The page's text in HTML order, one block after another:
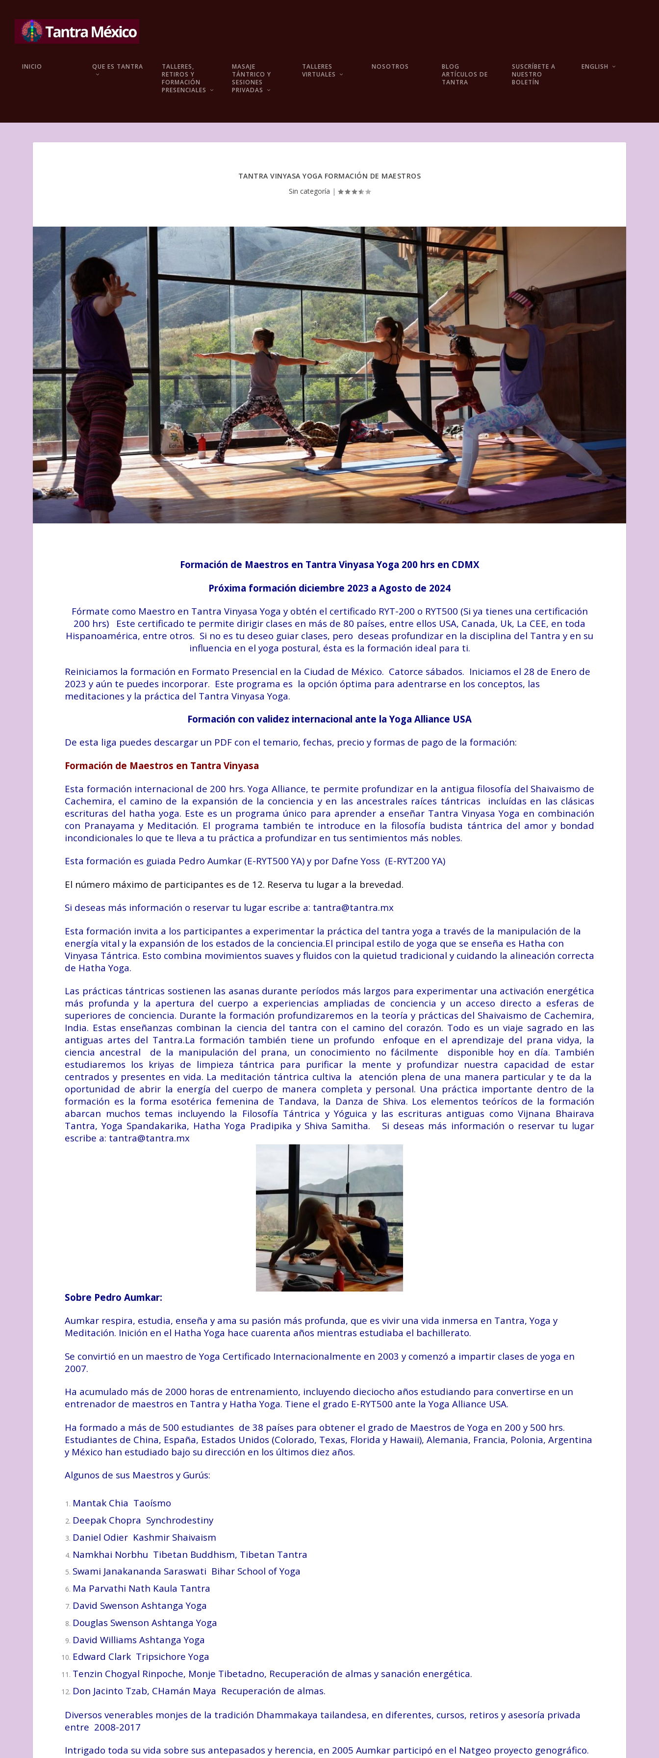
INICIO QUE ES TANTRA
TALLERES,
RETIROS Y
FORMACIÓN
PRESENCIALES
MASAJE
TÁNTRICO Y
SESIONES
PRIVADAS
TALLERES
VIRTUALES
NOSOTROS
BLOG
ARTÍCULOS DE
TANTRA
SUSCRÍBETE A
NUESTRO
BOLETÍN
ENGLISH
TANTRA VINYASA YOGA FORMACIÓN DE MAESTROS
Sin categoría |
Formación de Maestros en Tantra Vinyasa Yoga 200 hrs en CDMX
Próxima formación diciembre 2023 a Agosto de 2024
Fórmate como Maestro en Tantra Vinyasa Yoga y obtén el certificado RYT-200 o RYT500 (Si ya tienes una certificación
200 hrs) Este certificado te permite dirigir clases en más de 80 países, entre ellos USA, Canada, Uk, La CEE, en toda
Hispanoamérica, entre otros. Si no es tu deseo guiar clases, pero deseas profundizar en la disciplina del Tantra y en su
influencia en el yoga postural, ésta es la formación ideal para ti.
Reiniciamos la formación en Formato Presencial en la Ciudad de México. Catorce sábados. Iniciamos el 28 de Enero de
2023 y aún te puedes incorporar. Este programa es la opción óptima para adentrarse en los conceptos, las
meditaciones y la práctica del Tantra Vinyasa Yoga.
Formación con validez internacional ante la Yoga Alliance USA
De esta liga puedes descargar un PDF con el temario, fechas, precio y formas de pago de la formación:
Formación de Maestros en Tantra Vinyasa
Esta formación internacional de 200 hrs. Yoga Alliance, te permite profundizar en la antigua filosofía del Shaivaismo de
Cachemira, el camino de la expansión de la conciencia y en las ancestrales raíces tántricas incluídas en las clásicas
escrituras del hatha yoga. Este es un programa único para aprender a enseñar Tantra Vinyasa Yoga en combinación
con Pranayama y Meditación. El programa también te introduce en la filosofía budista tántrica del amor y bondad
incondicionales lo que te lleva a tu práctica a profundizar en tus sentimientos más nobles.
Esta formación es guiada Pedro Aumkar (E-RYT500 YA) y por Dafne Yoss (E-RYT200 YA)
El número máximo de participantes es de 12. Reserva tu lugar a la brevedad.
Si deseas más información o reservar tu lugar escribe a: tantra@tantra.mx
Esta formación invita a los participantes a experimentar la práctica del tantra yoga a través de la manipulación de la
energía vital y la expansión de los estados de la conciencia.El principal estilo de yoga que se enseña es Hatha con
Vinyasa Tántrica. Esto combina movimientos suaves y fluidos con la quietud tradicional y cuidando la alineación correcta
de Hatha Yoga.
Las prácticas tántricas sostienen las asanas durante períodos más largos para experimentar una activación energética
más profunda y la apertura del cuerpo a experiencias ampliadas de conciencia y un acceso directo a esferas de
superiores de conciencia. Durante la formación profundizaremos en la teoría y prácticas del Shaivaismo de Cachemira,
India. Estas enseñanzas combinan la ciencia del tantra con el camino del corazón. Todo es un viaje sagrado en las
antiguas artes del Tantra.La formación también tiene un profundo enfoque en el aprendizaje del prana vidya, la
ciencia ancestral de la manipulación del prana, un conocimiento no fácilmente disponible hoy en día. También
estudiaremos los kriyas de limpieza tántrica para purificar la mente y profundizar nuestra capacidad de estar
centrados y presentes en vida. La meditación tántrica cultiva la atención plena de una manera particular y te da la
oportunidad de abrir la energía del cuerpo de manera completa y personal. Una práctica importante dentro de la
formación es la forma esotérica femenina de Tandava, la Danza de Shiva. Los elementos teórícos de la formación
abarcan muchos temas incluyendo la Filosofía Tántrica y Yóguica y las escrituras antiguas como Vijnana Bhairava
Tantra, Yoga Spandakarika, Hatha Yoga Pradipika y Shiva Samitha. Si deseas más información o reservar tu lugar
escribe a: tantra@tantra.mx
Sobre Pedro Aumkar:
Aumkar respira, estudia, enseña y ama su pasión más profunda, que es vivir una vida inmersa en Tantra, Yoga y
Meditación. Inición en el Hatha Yoga hace cuarenta años mientras estudiaba el bachillerato.
Se convirtió en un maestro de Yoga Certificado Internacionalmente en 2003 y comenzó a impartir clases de yoga en
2007.
Ha acumulado más de 2000 horas de entrenamiento, incluyendo dieciocho años estudiando para convertirse en un
entrenador de maestros en Tantra y Hatha Yoga. Tiene el grado E-RYT500 ante la Yoga Alliance USA.
Ha formado a más de 500 estudiantes de 38 países para obtener el grado de Maestros de Yoga en 200 y 500 hrs.
Estudiantes de China, España, Estados Unidos (Colorado, Texas, Florida y Hawaii), Alemania, Francia, Polonia, Argentina
y México han estudiado bajo su dirección en los últimos diez años.
Algunos de sus Maestros y Gurús:
Mantak Chia Taoísmo
Deepak Chopra Synchrodestiny
Daniel Odier Kashmir Shaivaism
Namkhai Norbhu Tibetan Buddhism, Tibetan Tantra
Swami Janakananda Saraswati Bihar School of Yoga
Ma Parvathi Nath Kaula Tantra
David Swenson Ashtanga Yoga
Douglas Swenson Ashtanga Yoga
David Williams Ashtanga Yoga
Edward Clark Tripsichore Yoga
Tenzin Chogyal Rinpoche, Monje Tibetadno, Recuperación de almas y sanación energética.
Don Jacinto Tzab, CHamán Maya Recuperación de almas.
Diversos venerables monjes de la tradición Dhammakaya tailandesa, en diferentes, cursos, retiros y asesoría privada
entre 2008-2017
Intrigado toda su vida sobre sus antepasados y herencia, en 2005 Aumkar participó en el Natgeo proyecto genográfico.